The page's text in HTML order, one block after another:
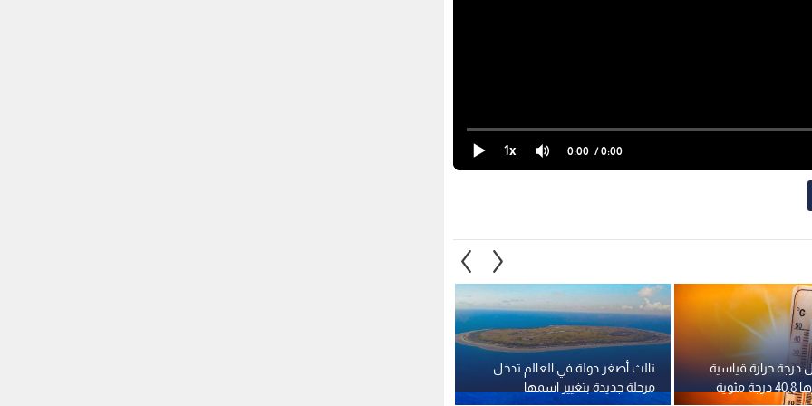
1x 0:00 / 0:00
ثالث أصغر دولة في العالم تدخل
مرحلة جديدة بتغيير اسمها
درجة حرارة قياسية
جديدة بتجاوزها 40.8 درجة مئوية